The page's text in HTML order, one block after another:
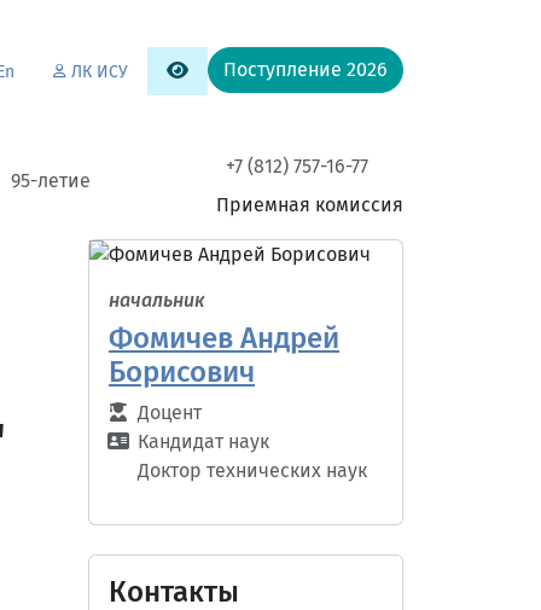
ЛК ИСУ Поступление 2026
95-летие
+7 (812) 757-16-77
Приемная комиссия
начальник
Фомичев Андрей
Борисович
Доцент
Кандидат наук
Доктор технических наук
Контакты